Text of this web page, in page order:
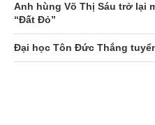
Anh hùng Võ Thị Sáu trở lại
“Đất Đỏ”
Đại học Tôn Đức Thắng